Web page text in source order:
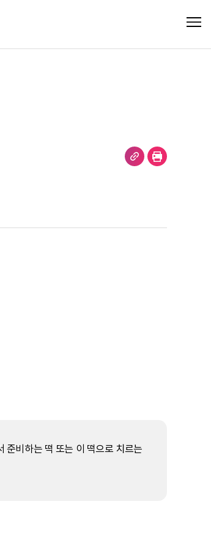
준비하는 떡 또는 이 떡으로 치르는